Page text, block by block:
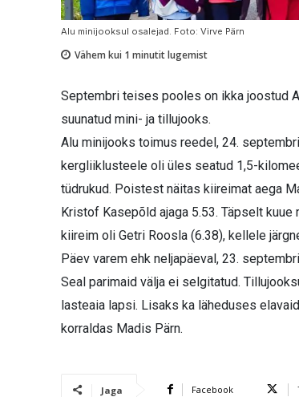
Alu minijooksul osalejad. Foto: Virve Pärn
Vähem kui 1 minutit lugemist
Septembri teises pooles on ikka joostud
suunatud mini- ja tillujooks.
Alu minijooks toimus reedel, 24.
kergliiklusteele oli üles seatud 1,5-
tüdrukud. Poistest näitas kiireimat aega
Kristof Kasepõld ajaga 5.53. Täpselt
kiireim oli Getri Roosla (6.38), kellele
Päev varem ehk neljapäeval, 23.
Seal parimaid välja ei selgitatud.
lasteaia lapsi. Lisaks ka läheduses
korraldas Madis Pärn.
Jaga Facebook